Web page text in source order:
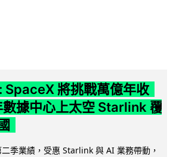
SpaceX 將挑戰萬億年收
數據中心上太空 Starlink 覆
季業績，受惠 Starlink 與 AI 業務帶動，